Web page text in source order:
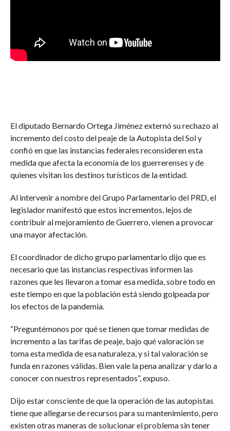
El diputado Bernardo Ortega Jiménez externó su rechazo al
incremento del costo del peaje de la Autopista del Sol y
confió en que las instancias federales reconsideren esta
medida que afecta la economía de los guerrerenses y de
quienes visitan los destinos turísticos de la entidad.
Al intervenir a nombre del Grupo Parlamentario del PRD, el
legislador manifestó que estos incrementos, lejos de
contribuir al mejoramiento de Guerrero, vienen a provocar
una mayor afectación.
El coordinador de dicho grupo parlamentario dijo que es
necesario que las instancias respectivas informen las
razones que les llevaron a tomar esa medida, sobre todo en
este tiempo en que la población está siendo golpeada por
los efectos de la pandemia.
“Preguntémonos por qué se tienen que tomar medidas de
incremento a las tarifas de peaje, bajo qué valoración se
toma esta medida de esa naturaleza, y si tal valoración se
funda en razones válidas. Bien vale la pena analizar y darlo a
conocer con nuestros representados”, expuso.
Dijo estar consciente de que la operación de las autopistas
tiene que allegarse de recursos para su mantenimiento, pero
existen otras maneras de solucionar el problema sin tener